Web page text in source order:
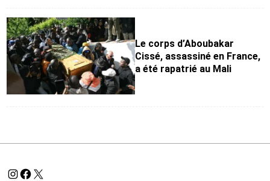
Le corps d’Aboubakar
Cissé, assassiné en France,
a été rapatrié au Mali